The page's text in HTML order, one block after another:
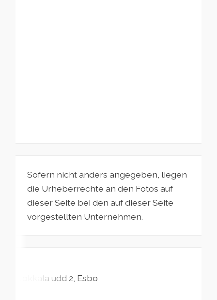
Sofern nicht anders angegeben, liegen
die Urheberrechte an den Fotos auf
dieser Seite bei den auf dieser Seite
vorgestellten Unternehmen.
Nokkala udd 2 Esbo